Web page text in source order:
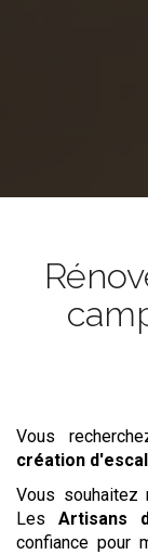
Vous
création
Vous souhaitez
LesArtisans
confiance pour